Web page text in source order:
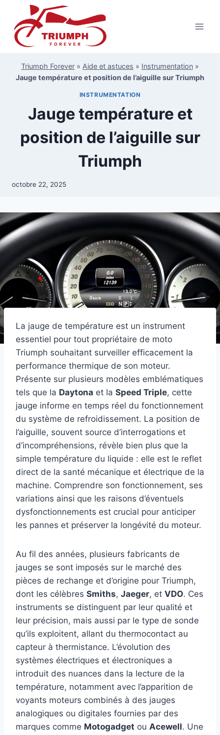
contenu
Triumph Forever » Aide et astuces » Instrumentation »
Jauge température et position de l’aiguille sur Triumph
INSTRUMENTATION
Jauge température et
position de l’aiguille sur
Triumph
octobre 22, 2025
La jauge de température est un instrument
essentiel pour tout propriétaire de moto
Triumph souhaitant surveiller efficacement la
performance thermique de son moteur.
Présente sur plusieurs modèles emblématiques
tels que la Daytona et la Speed Triple, cette
jauge informe en temps réel du fonctionnement
du système de refroidissement. La position de
l’aiguille, souvent source d’interrogations et
d’incompréhensions, révèle bien plus que la
simple température du liquide : elle est le reflet
direct de la santé mécanique et électrique de la
machine. Comprendre son fonctionnement, ses
variations ainsi que les raisons d’éventuels
dysfonctionnements est crucial pour anticiper
les pannes et préserver la longévité du moteur.
Au fil des années, plusieurs fabricants de
jauges se sont imposés sur le marché des
pièces de rechange et d’origine pour Triumph,
dont les célèbres Smiths, Jaeger, et VDO. Ces
instruments se distinguent par leur qualité et
leur précision, mais aussi par le type de sonde
qu’ils exploitent, allant du thermocontact au
capteur à thermistance. L’évolution des
systèmes électriques et électroniques a
introduit des nuances dans la lecture de la
température, notamment avec l’apparition de
voyants moteurs combinés à des jauges
analogiques ou digitales fournies par des
marques comme Motogadget ou Acewell. Une